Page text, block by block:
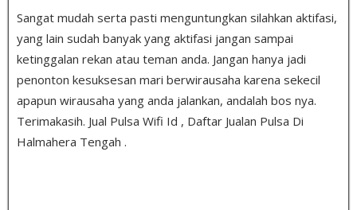
Sangat mudah serta pasti menguntungkan silahkan aktifasi,
yang lain sudah banyak yang aktifasi jangan sampai
ketinggalan rekan atau teman anda. Jangan hanya jadi
penonton kesuksesan mari berwirausaha karena sekecil
apapun wirausaha yang anda jalankan, andalah bos nya.
Terimakasih. Jual Pulsa Wifi Id , Daftar Jualan Pulsa Di
Halmahera Tengah .